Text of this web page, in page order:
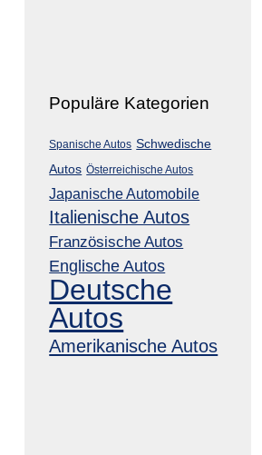
Populäre Kategorien
Spanische Autos Schwedische
Autos Österreichische Autos
Japanische Automobile
Italienische Autos
Französische Autos
Englische Autos
Deutsche
Autos
Amerikanische Autos